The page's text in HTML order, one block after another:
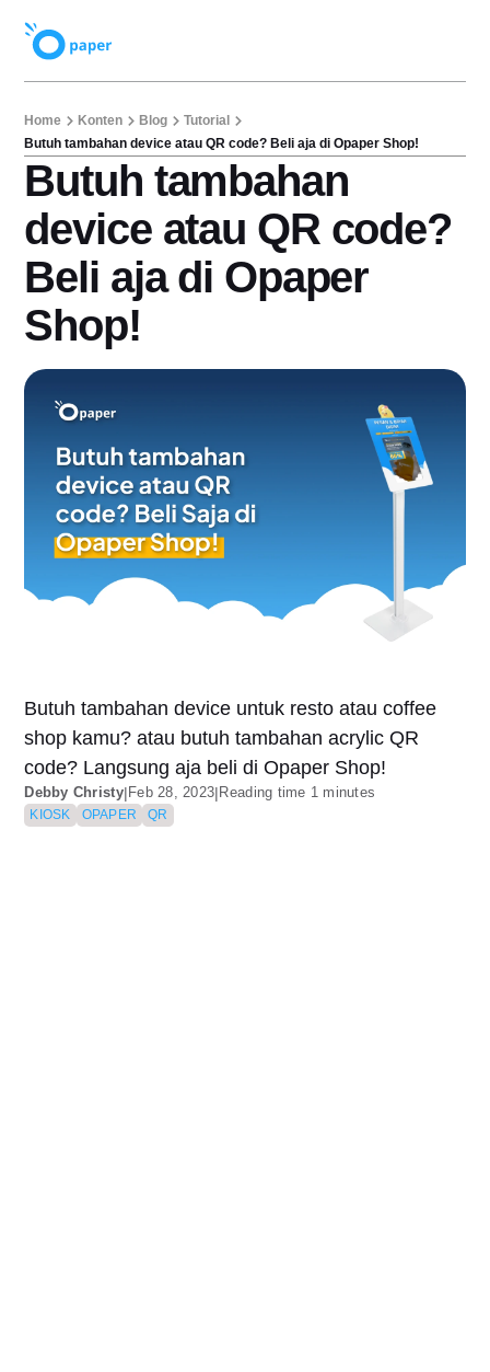
Home Konten Blog
Tutorial
Butuh tambahan device atau QR code? Beli aja di Opaper Shop!
Butuh tambahan
device atau QR code?
Beli aja di Opaper
Shop!
Butuh tambahan device untuk resto atau coffee
shop kamu? atau butuh tambahan acrylic QR
code? Langsung aja beli di Opaper Shop!
Debby Christy|Feb 28, 2023|Reading time 1 minutes
KIOSK OPAPER QR